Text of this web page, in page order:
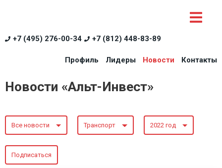
+7 (495) 276-00-34 +7 (812) 448-83-89
Профиль Лидеры Новости Контакты
Новости «Альт-Инвест»
Все новости Транспорт 2022 год
Подписаться